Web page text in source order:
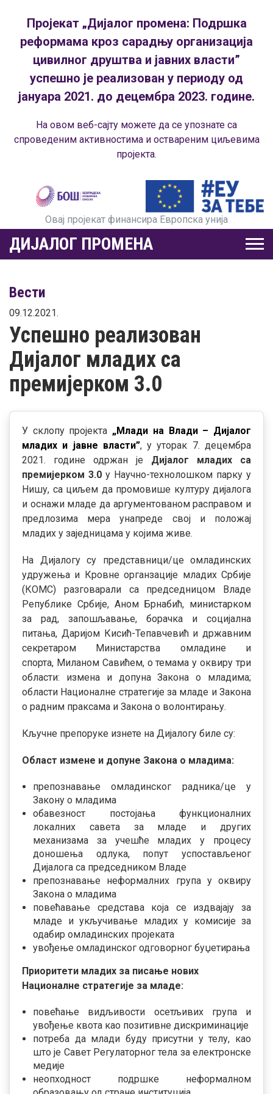
Пројекат „Дијалог промена: Подршка
реформама кроз сарадњу организација
цивилног друштва и јавних власти”
успешно је реализован у периоду од
јануара 2021. до децембра 2023. године.
На овом веб-сајту можете да се упознате са
спроведеним активностима и оствареним циљевима
пројекта.
Овај пројекат финансира Европска унија
ДИЈАЛОГ ПРОМЕНА
Вести
09.12.2021.
Успешно реализован
Дијалог младих са
премијерком 3.0
У склопу пројекта „Млади на Влади – Дијалог
младих и јавне власти”, у уторак 7. децембра
2021. године одржан је Дијалог младих са
премијерком 3.0 у Научно-технолошком парку у
Нишу, са циљем да промовише културу дијалога
и оснажи младе да аргументованом расправом и
предлозима мера унапреде свој и положај
младих у заједницама у којима живе.
На Дијалогу су представници/це омладинских
удружења и Кровне органзације младих Србије
(КОМС) разговарали са председницом Владе
Републике Србије, Аном Брнабић, министарком
за рад, запошљавање, борачка и социјална
питања, Даријом Кисић-Тепавчевић и државним
секретаром Министарства омладине и
спорта, Миланом Савићем, о темама у оквиру три
области: измена и допуна Закона о младима;
области Националне стратегије за младе и Закона
о радним праксама и Закона о волонтирању.
Кључне препоруке изнете на Дијалогу биле су:
Област измене и допуне Закона о младима:
препознавање омладинског радника/це у
Закону о младима
обавезност постојања функционалних
локалних савета за младе и других
механизама за учешће младих у процесу
доношења одлука, попут успостављеног
Дијалога са председником Владе
препознавање неформалних група у оквиру
Закона о младима
повећавање средстава која се издвајају за
младе и укључивање младих у комисије за
одабир омладинских пројеката
увођење омладинског одговорног буџетирања
Приоритети младих за писање нових
Националне стратегије за младе:
повећање видљивости осетљивих група и
увођење квота као позитивне дискриминације
потреба да млади буду присутни у телу, као
што је Савет Регулаторног тела за електронске
медије
неопходност подршке неформалном